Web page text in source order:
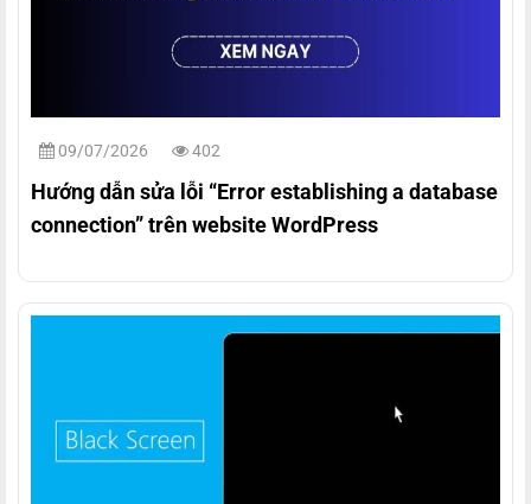
09/07/2026 402
Hướng dẫn sửa lỗi “Error establishing a database
connection” trên website WordPress